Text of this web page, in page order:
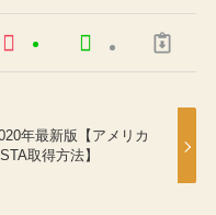
年最新版【アメリカ
取得方法】